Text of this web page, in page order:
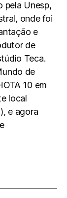
pela Unesp,
onde foi
e
de
Teca.
de
10 em
local
e agora